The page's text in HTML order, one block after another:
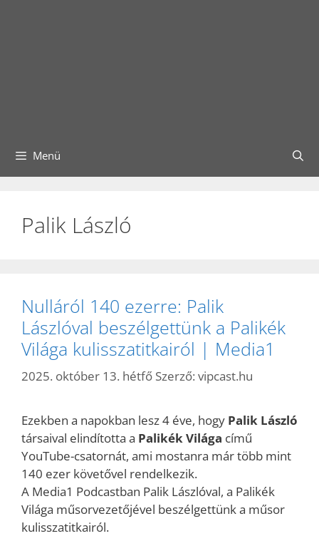
Menü
Palik László
Nulláról 140 ezerre: Palik
Lászlóval beszélgettünk a Palikék
Világa kulisszatitkairól | Media1
2025. október 13. hétfő Szerző: vipcast.hu
Ezekben a napokban lesz 4 éve, hogy Palik László
társaival elindította a Palikék Világa című
YouTube-csatornát, ami mostanra már több mint
140 ezer követővel rendelkezik.
A Media1 Podcastban Palik Lászlóval, a Palikék
Világa műsorvezetőjével beszélgettünk a műsor
kulisszatitkairól.